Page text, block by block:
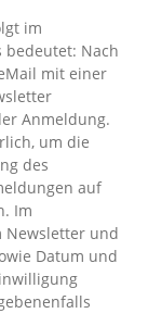
im
bedeutet: Nach
mit einer
Anmeldung.
um die
des
auf
Im
Newsletter und
Datum und